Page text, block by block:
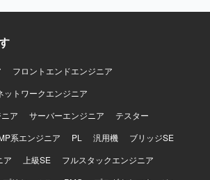
フロントエンドエンジニア
ットワークエンジニア
ア
サーバーエンジニア
テスター
系エンジニア PL 汎用機
ブリッジSE
ア 上級SE
フルスタックエンジニア